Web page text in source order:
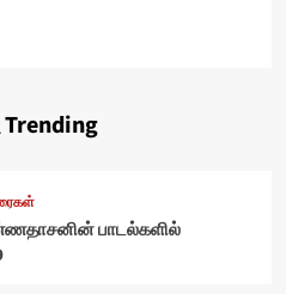
Trending
பாடல்களில்